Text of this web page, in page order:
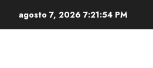
agosto 7, 2026 7:21:55 PM